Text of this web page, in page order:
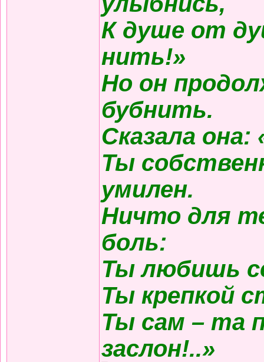
К душе от
нить!»
Но он
бубнить.
Сказала
Ты
умилен.
Ничто для
боль:
Ты любишь
Ты крепкой
Ты сам – та
заслон!..»